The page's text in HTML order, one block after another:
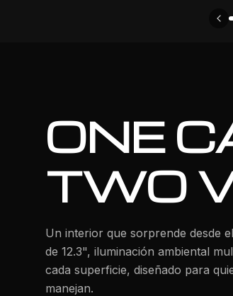
ONE
TWO
Un interior que sorprende desde
de 12.3", iluminación ambiental
cada superficie, diseñado para
manejan.